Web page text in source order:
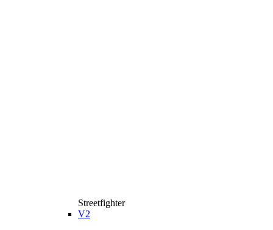
Streetfighter
V2